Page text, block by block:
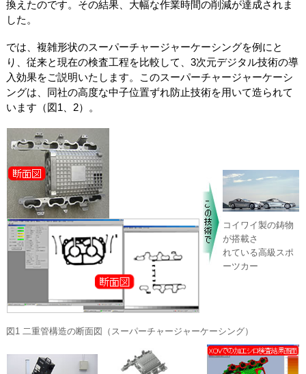
換えたのです。その結果、大幅な作業時間の削減が達成されま
した。
では、複雑形状のスーパーチャージャーケーシングを例にと
り、従来と現在の検査工程を比較して、3次元デジタル技術の導
入効果をご説明いたします。このスーパーチャージャーケーシ
ングは、同社の高度な中子位置ずれ防止技術を用いて造られて
います（図1、2）。
コイワイ製の鋳物
が搭載さ
れている高級スポ
ーツカー
図1 二重管構造の断面図（スーパーチャージャーケーシング）